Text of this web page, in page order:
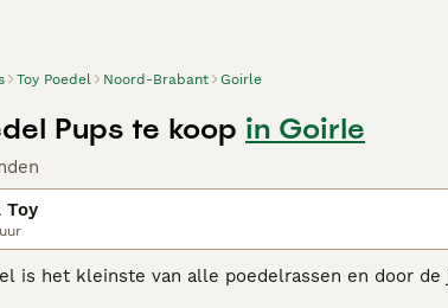
Toy Poedel Noord-Brabant Goirle
Pups te koop in Goirle
Toy
is het kleinste van alle poedelrassen en door